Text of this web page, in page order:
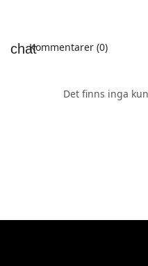
Kommentarer (0)
Det finns inga